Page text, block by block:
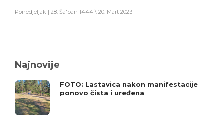
Ponedjeljak | 28. Ša'ban 1444 \ 20. Mart 2023
Najnovije
FOTO: Lastavica nakon manifestacije
ponovo čista i uređena